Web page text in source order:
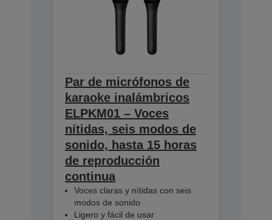
Par de micrófonos de
karaoke inalámbricos
ELPKM01 – Voces
nítidas, seis modos de
sonido, hasta 15 horas
de reproducción
continua
Voces claras y nítidas con seis
modos de sonido
Ligero y fácil de usar